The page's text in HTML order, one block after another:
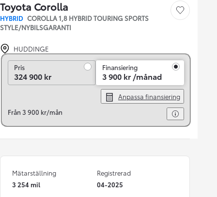
Toyota Corolla
HYBRID COROLLA 1,8 HYBRID TOURING SPORTS
STYLE/NYBILSGARANTI
Save car
HUDDINGE
PrisPris
324 900 kr
Finansiering
3 900 kr /månad
Anpassa finansiering
Från 3 900 kr/mån
Mätarställning
3 254 mil
Registrerad
04-2025